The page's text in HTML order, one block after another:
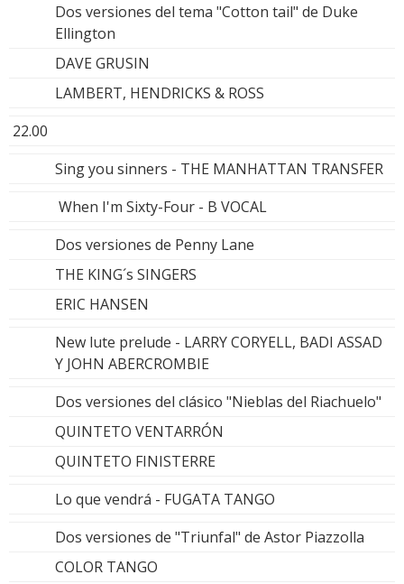
Dos versiones del tema "Cotton tail" de Duke
Ellington
DAVE GRUSIN
LAMBERT, HENDRICKS & ROSS
22.00
Sing you sinners - THE MANHATTAN TRANSFER
When I'm Sixty-Four - B VOCAL
Dos versiones de Penny Lane
THE KING´s SINGERS
ERIC HANSEN
New lute prelude - LARRY CORYELL, BADI ASSAD
Y JOHN ABERCROMBIE
Dos versiones del clásico "Nieblas del Riachuelo"
QUINTETO VENTARRÓN
QUINTETO FINISTERRE
Lo que vendrá - FUGATA TANGO
Dos versiones de "Triunfal" de Astor Piazzolla
COLOR TANGO